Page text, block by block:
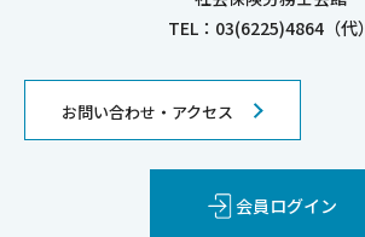
TEL：03(6225)4864（代）
お問い合わせ・アクセス
会員ログイン